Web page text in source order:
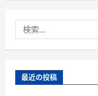
索:
最近の投稿